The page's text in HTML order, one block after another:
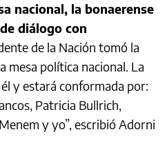
nacional, la bonaerense
diálogo con
de la Nación tomó la
mesa política nacional. La
y estará conformada por:
Patricia Bullrich,
y yo”, escribió Adorni